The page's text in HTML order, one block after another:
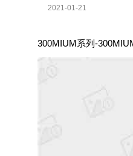
2021-01-21
300MIUM系列-